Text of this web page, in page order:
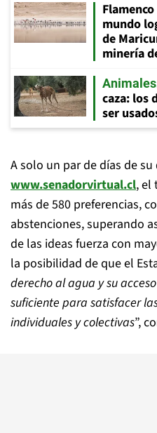
mundo
de
minería
Animales
caza: los
ser
A solo un par de días de
www.senadorvirtual.cl, el
más de 580 preferencias,
abstenciones, superando
de las ideas fuerza con
la posibilidad de que el
derecho al agua y su
suficiente para satisfacer
individuales y colectivas”,